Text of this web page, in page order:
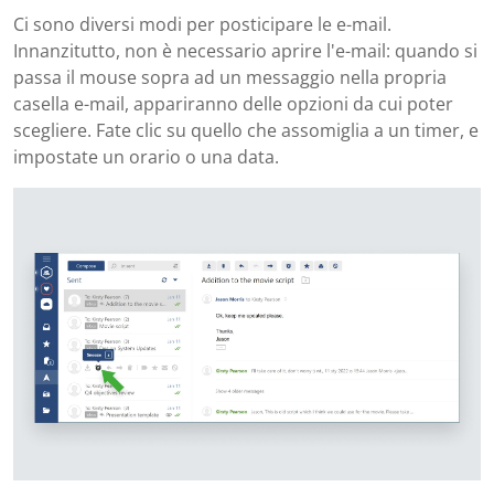
Ci sono diversi modi per posticipare le e-mail.
Innanzitutto, non è necessario aprire l'e-mail: quando si
passa il mouse sopra ad un messaggio nella propria
casella e-mail, appariranno delle opzioni da cui poter
scegliere. Fate clic su quello che assomiglia a un timer, e
impostate un orario o una data.